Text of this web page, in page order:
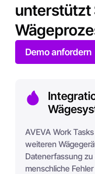
unterstützt
Demo anfordern
AVEVA Work
weiteren
Datenerfassung
menschliche